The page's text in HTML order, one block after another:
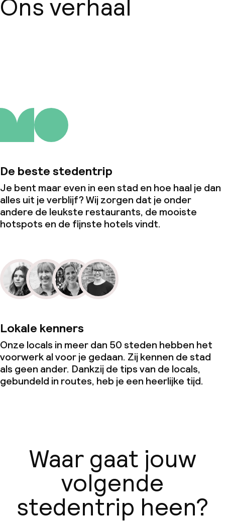
Ons verhaal
De beste stedentrip
Je bent maar even in een stad en hoe haal je dan
alles uit je verblijf? Wij zorgen dat je onder
andere de leukste restaurants, de mooiste
hotspots en de fijnste hotels vindt.
Lokale kenners
Onze locals in meer dan 50 steden hebben het
voorwerk al voor je gedaan. Zij kennen de stad
als geen ander. Dankzij de tips van de locals,
gebundeld in routes, heb je een heerlijke tijd.
Waar gaat jouw
volgende
stedentrip heen?